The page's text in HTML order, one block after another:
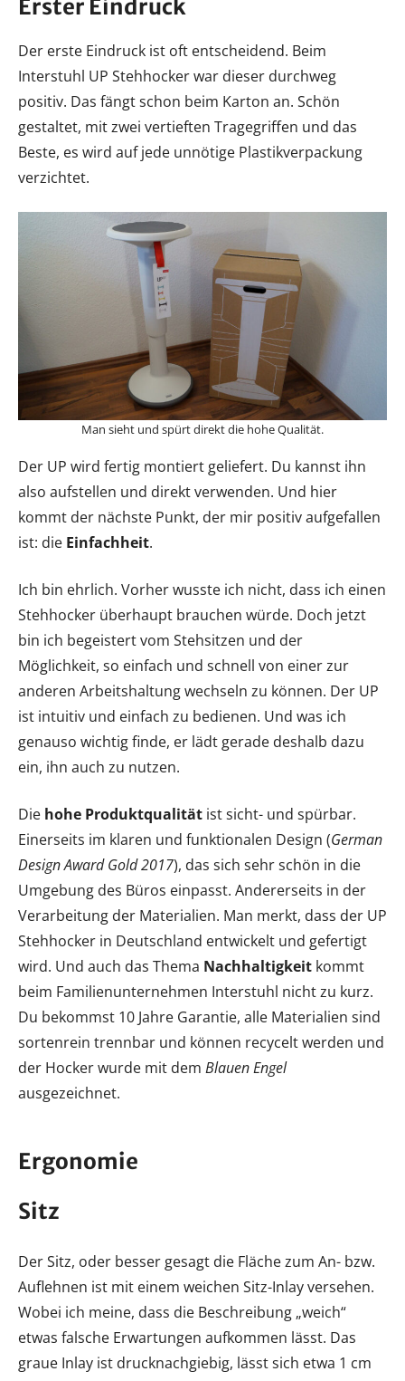
Erster Eindruck
Der erste Eindruck ist oft entscheidend. Beim
Interstuhl UP Stehhocker war dieser durchweg
positiv. Das fängt schon beim Karton an. Schön
gestaltet, mit zwei vertieften Tragegriffen und das
Beste, es wird auf jede unnötige Plastikverpackung
verzichtet.
Man sieht und spürt direkt die hohe Qualität.
Der UP wird fertig montiert geliefert. Du kannst ihn
also aufstellen und direkt verwenden. Und hier
kommt der nächste Punkt, der mir positiv aufgefallen
ist: die Einfachheit.
Ich bin ehrlich. Vorher wusste ich nicht, dass ich einen
Stehhocker überhaupt brauchen würde. Doch jetzt
bin ich begeistert vom Stehsitzen und der
Möglichkeit, so einfach und schnell von einer zur
anderen Arbeitshaltung wechseln zu können. Der UP
ist intuitiv und einfach zu bedienen. Und was ich
genauso wichtig finde, er lädt gerade deshalb dazu
ein, ihn auch zu nutzen.
Die hohe Produktqualität ist sicht- und spürbar.
Einerseits im klaren und funktionalen Design (German
Design Award Gold 2017), das sich sehr schön in die
Umgebung des Büros einpasst. Andererseits in der
Verarbeitung der Materialien. Man merkt, dass der UP
Stehhocker in Deutschland entwickelt und gefertigt
wird. Und auch das Thema Nachhaltigkeit kommt
beim Familienunternehmen Interstuhl nicht zu kurz.
Du bekommst 10 Jahre Garantie, alle Materialien sind
sortenrein trennbar und können recycelt werden und
der Hocker wurde mit dem Blauen Engel
ausgezeichnet.
Ergonomie
Sitz
Der Sitz, oder besser gesagt die Fläche zum An- bzw.
Auflehnen ist mit einem weichen Sitz-Inlay versehen.
Wobei ich meine, dass die Beschreibung „weich“
etwas falsche Erwartungen aufkommen lässt. Das
graue Inlay ist drucknachgiebig, lässt sich etwa 1 cm